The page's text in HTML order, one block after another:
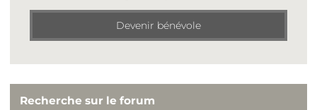
Devenir bénévole
Recherche sur le forum